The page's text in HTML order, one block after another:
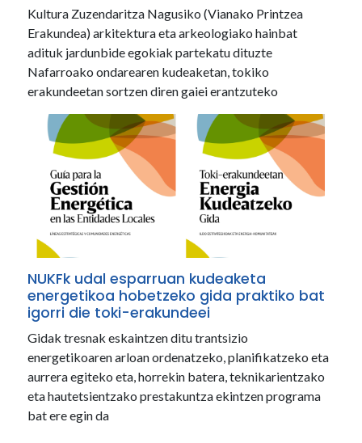
Kultura Zuzendaritza Nagusiko (Vianako Printzea
Erakundea) arkitektura eta arkeologiako hainbat
adituk jardunbide egokiak partekatu dituzte
Nafarroako ondarearen kudeaketan, tokiko
erakundeetan sortzen diren gaiei erantzuteko
NUKFk udal esparruan kudeaketa
energetikoa hobetzeko gida praktiko bat
igorri die toki-erakundeei
Gidak tresnak eskaintzen ditu trantsizio
energetikoaren arloan ordenatzeko, planifikatzeko eta
aurrera egiteko eta, horrekin batera, teknikarientzako
eta hautetsientzako prestakuntza ekintzen programa
bat ere egin da